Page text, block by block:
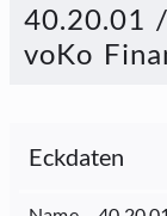
40.20.01
voKo
Eckdaten